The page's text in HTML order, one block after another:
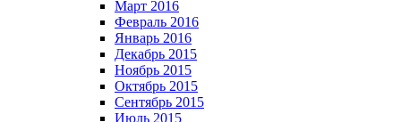
Март 2016
Февраль 2016
Январь 2016
Декабрь 2015
Ноябрь 2015
Октябрь 2015
Сентябрь 2015
Июль 2015